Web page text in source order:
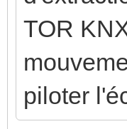
TOR
piloter